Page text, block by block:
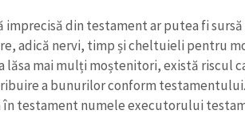
imprecisă din testament ar putea fi
adică nervi, timp și cheltuieli pentru
mai mulți moștenitori, există riscul
a bunurilor conform
în testament numele executorului